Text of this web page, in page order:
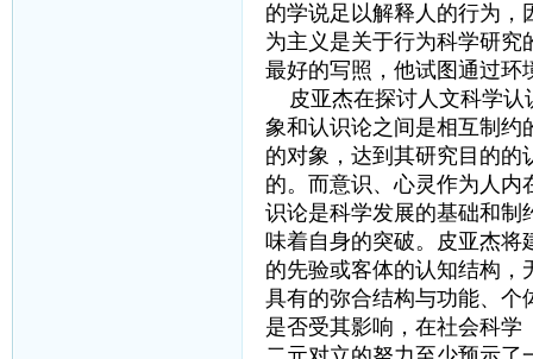
的学说足以解释人的行为，
为主义是关于行为科学研究
最好的写照，他试图通过环
皮亚杰在探讨人文科学认
象和认识论之间是相互制约
的对象，达到其研究目的
的。而意识、心灵作为人内
识论是科学发展的基础和制
味着自身的突破。皮亚杰将
的先验或客体的认知结构，
具有的弥合结构与功能、个
是否受其影响，在社会科学